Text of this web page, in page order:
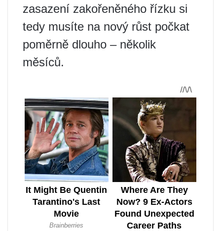
zasazení zakořeněného řízku si
tedy musíte na nový růst počkat
poměrně dlouho – několik
měsíců.